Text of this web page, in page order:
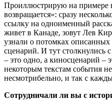
Проиллюстрирую на примере
возвращается»: cразу
ссылку на одноименный
живет в Канаде, зовут Лев
узнали о потомках описанных
сценарий. И тут столкнулись
– это одно, а киносценарий –
некоторым текстам события
несмотрибельно, и так с
Сотрудничали ли вы с